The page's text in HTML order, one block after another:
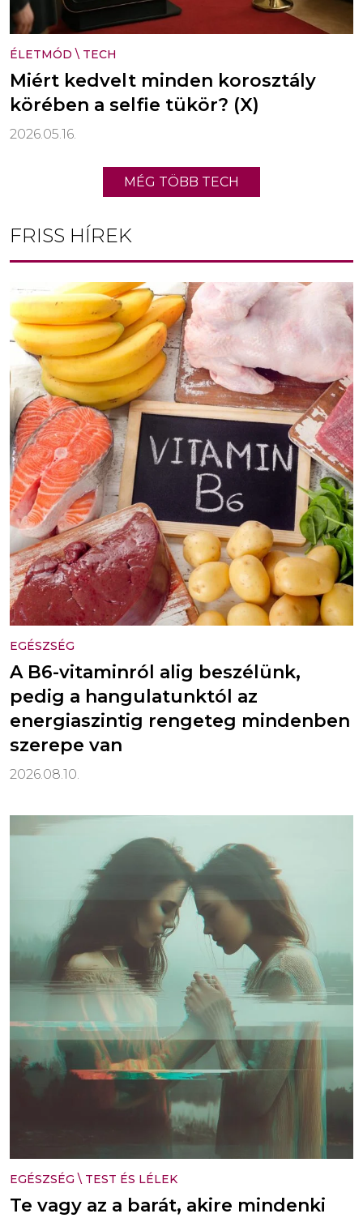
ÉLETMÓD \ TECH
Miért kedvelt minden korosztály
körében a selfie tükör? (X)
2026.05.16.
MÉG TÖBB TECH
FRISS HÍREK
EGÉSZSÉG
A B6-vitaminról alig beszélünk,
pedig a hangulatunktól az
energiaszintig rengeteg mindenben
szerepe van
2026.08.10.
EGÉSZSÉG \ TEST ÉS LÉLEK
Te vagy az a barát, akire mindenki